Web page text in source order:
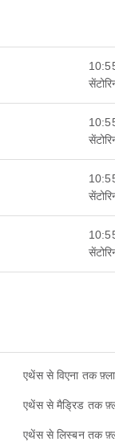
एथेंस से विएना तक
एथेंस से मैड्रिड तक
एथेंस से लिस्बन तक